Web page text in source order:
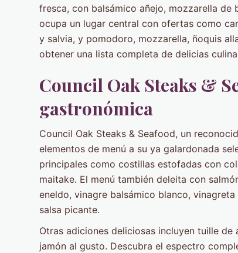
fresca, con balsámico añejo, mozzarella
ocupa un lugar central con ofertas como
y salvia, y pomodoro, mozzarella, ñoquis
obtener una lista completa de delicias
Council Oak Steaks &
gastronómica
Council Oak Steaks & Seafood, un
elementos de menú a su ya galardonada
principales como costillas estofadas con
maitake. El menú también deleita con
eneldo, vinagre balsámico blanco,
salsa picante.
Otras adiciones deliciosas incluyen tuille
jamón al gusto. Descubra el espectro